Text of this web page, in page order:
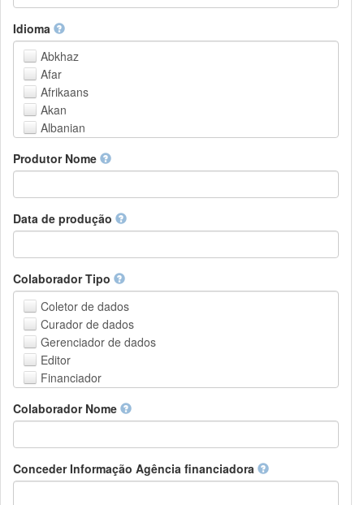
issn
istc
lissn
lsid
pmid
purl
upc
url
urn
DASH-NRS
Idioma
Abkhaz
Afar
Afrikaans
Akan
Albanian
Arabic
Armenian
Assamese
Avaric
Aymara
Azerbaijani
Bambara
Bashkir
Basque
Belarusian
Bengali, Bangla
Bislama
Breton
Bulgarian
Burmese
Produtor Nome
Data de produção
Colaborador Tipo
Coletor de dados
Curador de dados
Gerenciador de dados
Editor
Financiador
Líder do projeto
Membro do projeto
Pessoa Relacionada
Pesquisador
Colaborador Nome
Conceder Informação Agência financiadora